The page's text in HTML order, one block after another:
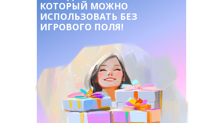
КОТОРЫЙ МОЖНО
ИСПОЛЬЗОВАТЬ БЕЗ
ИГРОВОГО ПОЛЯ!